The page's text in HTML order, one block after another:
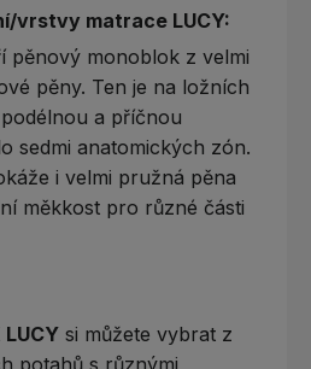
vrstvy matrace LUCY:
pěnový monoblok z velmi
pěny. Ten je na ložních
a příčnou
sedmi anatomických zón.
i velmi pružná pěna
měkkost pro různé části
si můžete vybrat z
potahů s různými